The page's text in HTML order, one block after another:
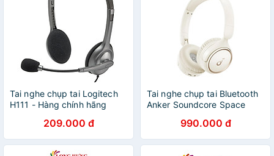
Tai nghe chụp tai Logitech
H111 - Hàng chính hãng
209.000 đ
Tai nghe chụp tai Bluetooth
Anker Soundcore Space
990.000 đ